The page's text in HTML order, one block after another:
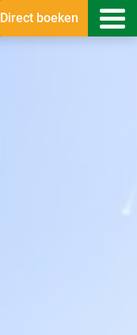
Direct boeken